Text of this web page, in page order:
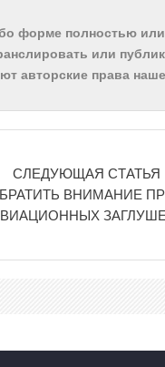
форме полностью
или
авторские права
СЛЕДУЮЩАЯ СТАТЬЯ
ВНИМАНИЕ